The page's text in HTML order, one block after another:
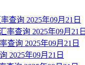
查询 2025年09月21日
查询 2025年09月21日
查询 2025年09月21日
2025年09月21日